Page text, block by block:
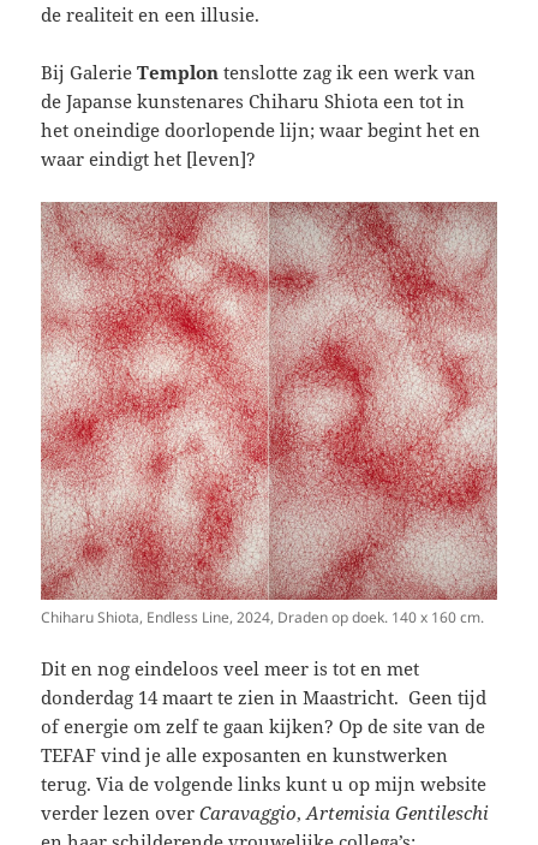
de realiteit en een illusie.
Bij GalerieTemplontenslotte zag ik een werk van
de Japanse kunstenares Chiharu Shiota een tot in
het oneindige doorlopende lijn; waar begint het en
waar eindigt het [leven]?
Chiharu Shiota, Endless Line, 2024, Draden op doek. 140 x 160 cm.
Dit en nog eindeloos veel meer is tot en met
donderdag 14 maart te zien in Maastricht. Geen tijd
of energie om zelf te gaan kijken? Op de site van de
TEFAF vind je alle exposanten en kunstwerken
terug. Via de volgende links kunt u op mijn website
verder lezen overCaravaggio,Artemisia Gentileschi